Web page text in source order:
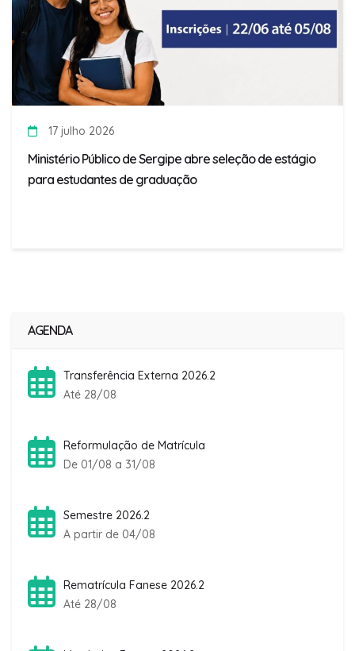
17 julho 2026
Ministério Público de Sergipe abre seleção de estágio
para estudantes de graduação
AGENDA
Transferência Externa 2026.2
Até 28/08
Reformulação de Matrícula
De 01/08 a 31/08
Semestre 2026.2
A partir de 04/08
Rematrícula Fanese 2026.2
Até 28/08